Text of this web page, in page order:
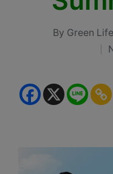
Posted
By Green